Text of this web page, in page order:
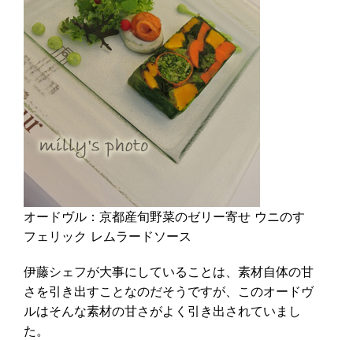
オードヴル：京都産旬野菜のゼリー寄せ ウニのす
フェリック レムラードソース
伊藤シェフが大事にしていることは、素材自体の甘
さを引き出すことなのだそうですが、このオードヴ
ルはそんな素材の甘さがよく引き出されていまし
た。